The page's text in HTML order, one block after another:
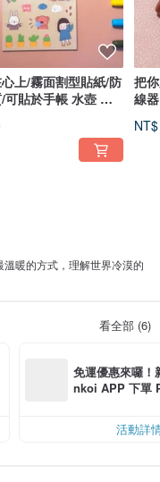
上/霧面割型貼紙/防
可貼於手帳 水壺 安
把
線器
暖的方式，理解世界冷漠的
看全部 (6)
免運優惠來囉
nkoi APP 下單
活動詳